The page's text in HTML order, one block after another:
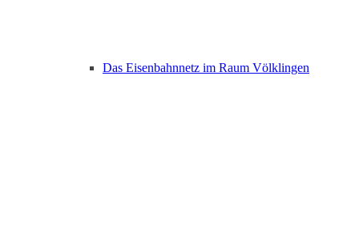
Das Eisenbahnnetz im Raum Völklingen